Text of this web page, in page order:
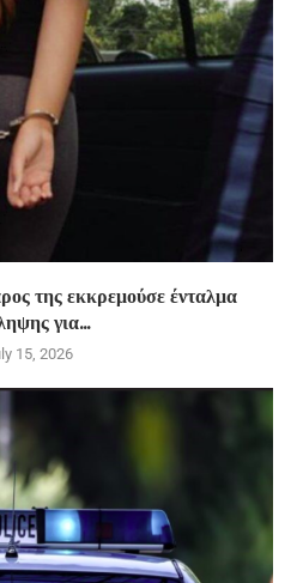
της εκκρεμούσε ένταλμα
για...
15, 2026